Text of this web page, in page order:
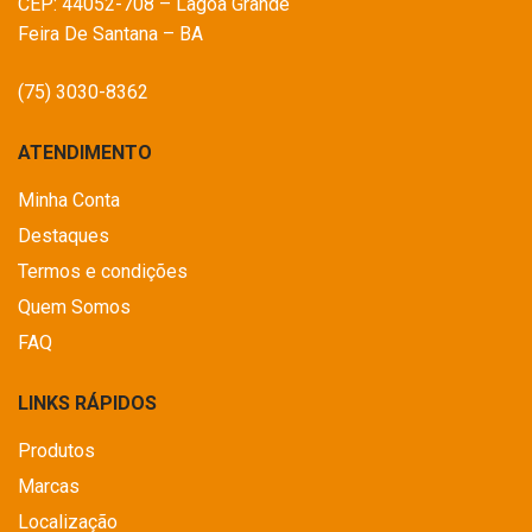
Feira De Santana – BA
(75) 3030-8362
ATENDIMENTO
Minha Conta
Destaques
Termos e condições
Quem Somos
FAQ
LINKS RÁPIDOS
Produtos
Marcas
Localização